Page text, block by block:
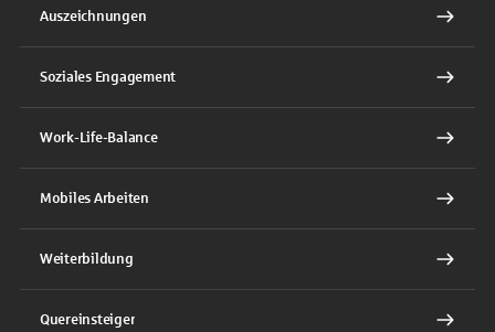
Auszeichnungen
Soziales Engagement
Work-Life-Balance
Mobiles Arbeiten
Weiterbildung
Quereinsteiger